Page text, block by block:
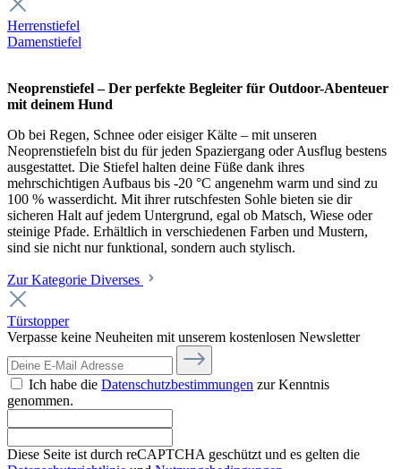
Herrenstiefel
Damenstiefel
Neoprenstiefel – Der perfekte Begleiter für Outdoor-Abenteuer
mit deinem Hund
Ob bei Regen, Schnee oder eisiger Kälte – mit unseren
Neoprenstiefeln bist du für jeden Spaziergang oder Ausflug bestens
ausgestattet. Die Stiefel halten deine Füße dank ihres
mehrschichtigen Aufbaus bis -20 °C angenehm warm und sind zu
100 % wasserdicht. Mit ihrer rutschfesten Sohle bieten sie dir
sicheren Halt auf jedem Untergrund, egal ob Matsch, Wiese oder
steinige Pfade. Erhältlich in verschiedenen Farben und Mustern,
sind sie nicht nur funktional, sondern auch stylisch.
Zur Kategorie Diverses
Türstopper
Verpasse keine Neuheiten mit unserem kostenlosen Newsletter
Ich habe die Datenschutzbestimmungen zur Kenntnis
genommen.
Diese Seite ist durch reCAPTCHA geschützt und es gelten die